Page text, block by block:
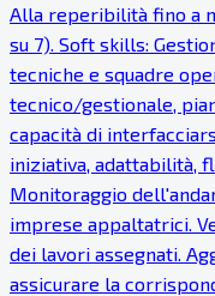
Alla reperibilità fino a
su 7). Soft skills:
tecniche e squadre
tecnico/gestionale,
capacità di
iniziativa, adattabilità,
Monitoraggio
imprese appaltatrici.
dei lavori assegnati.
assicurare la